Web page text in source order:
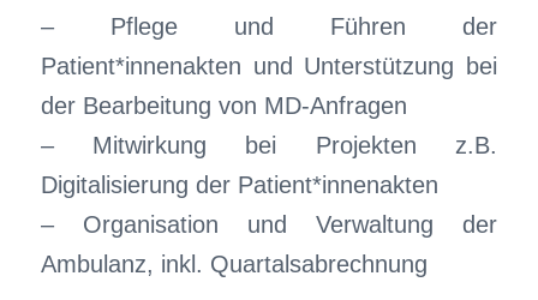
– Pflege und Führen der
Patient*innenakten und Unterstützung bei
der Bearbeitung von MD-Anfragen
– Mitwirkung bei Projekten z.B.
Digitalisierung der Patient*innenakten
– Organisation und Verwaltung der
Ambulanz, inkl. Quartalsabrechnung